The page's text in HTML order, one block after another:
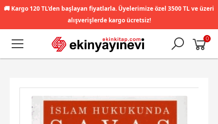
🚚 Kargo 120 TL'den başlayan fiyatlarla. Üyelerimize özel 3500 TL ve üzeri
alışverişlerde kargo ücretsiz!
0